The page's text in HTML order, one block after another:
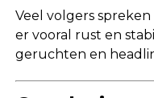
Veel volgers
er vooral rust en
geruchten en